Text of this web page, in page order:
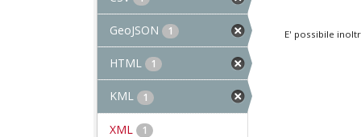
GeoJSON 1
HTML 1
KML 1
XML 1
E' possibile